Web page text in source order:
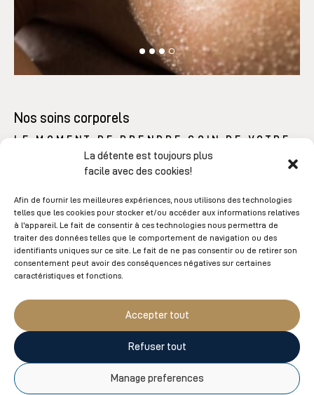
La détente est toujours plus
facile avec des cookies!
Afin de fournir les meilleures expériences, nous utilisons des technologies
telles que les cookies pour stocker et/ou accéder aux informations relatives
à l'appareil. Le fait de consentir à ces technologies nous permettra de
traiter des données telles que le comportement de navigation ou des
identifiants uniques sur ce site. Le fait de ne pas consentir ou de retirer son
consentement peut avoir des conséquences négatives sur certaines
caractéristiques et fonctions.
Accepter tout
Refuser tout
Manage preferences
Nos soins corporels
LE MOMENT DE PRENDRE SOIN DE VOTRE
Nous proposonsdes soins pour le corps hautement
performants pour une peau hydratée et régénérée.
L’exfoliation corporelle est une excellente façon
d’éliminer les cellules mortes et d’oxygéner la peau
nourrissent la peau pour retrouver douceur et
luminosité. Tous nos enveloppements corporels
comportent une séance de massage capillaire pour une
détente maximale.